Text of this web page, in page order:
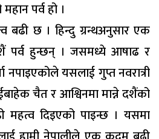
पर्व हो ।
बढी छ । हिन्दु ग्रन्थअनुसार एक
पर्व हुन्छन् । जसमध्ये आषाढ र
यसलाई गुप्त नवरात्री
चैत र आश्विनमा मान्ने दशैंको
महत्व दिइएको पाइन्छ । यसमा